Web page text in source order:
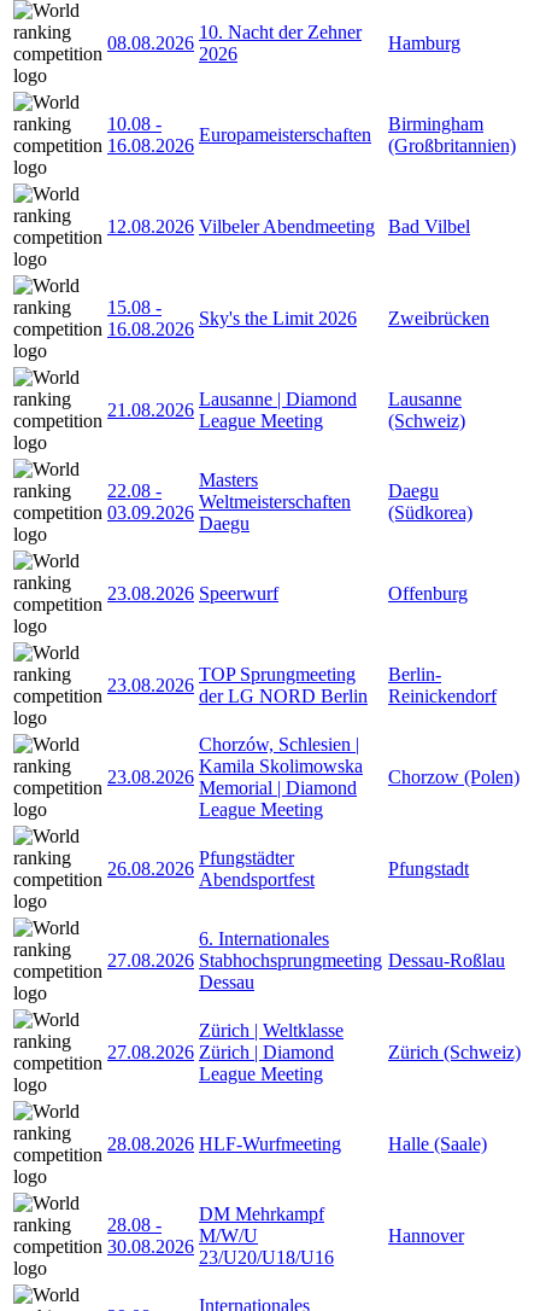
08.08.2026
10. Nacht der Zehner
2026
Hamburg
10.08 -
16.08.2026
Europameisterschaften
Birmingham
(Großbritannien)
12.08.2026 Vilbeler Abendmeeting Bad Vilbel
15.08 -
16.08.2026
Sky's the Limit 2026 Zweibrücken
21.08.2026
Lausanne | Diamond
League Meeting
Lausanne
(Schweiz)
22.08 -
03.09.2026
Masters
Weltmeisterschaften
Daegu
Daegu
(Südkorea)
23.08.2026 Speerwurf Offenburg
23.08.2026
TOP Sprungmeeting
der LG NORD Berlin
Berlin-
Reinickendorf
23.08.2026
Chorzów, Schlesien |
Kamila Skolimowska
Memorial | Diamond
League Meeting
Chorzow (Polen)
26.08.2026
Pfungstädter
Abendsportfest
Pfungstadt
27.08.2026
6. Internationales
Stabhochsprungmeeting
Dessau
Dessau-Roßlau
27.08.2026
Zürich | Weltklasse
Zürich | Diamond
League Meeting
Zürich (Schweiz)
28.08.2026 HLF-Wurfmeeting Halle (Saale)
28.08 -
30.08.2026
DM Mehrkampf
M/W/U
23/U20/U18/U16
Hannover
Internationales